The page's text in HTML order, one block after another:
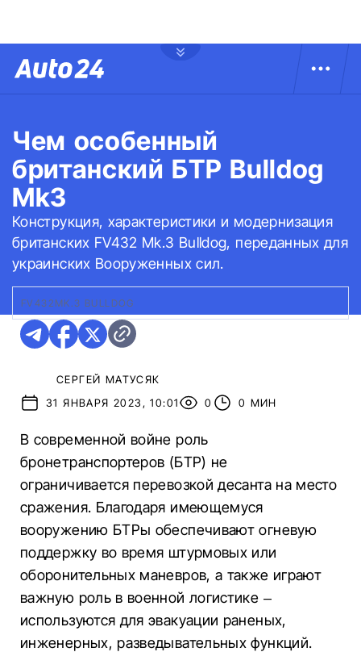
Чем особенный
британский БТР Bulldog
Mk3
Конструкция, характеристики и модернизация
британских FV432 Mk.3 Bulldog, переданных для
украинских Вооруженных сил.
FV432MK.3 BULLDOG
СЕРГЕЙ МАТУСЯК
31 ЯНВАРЯ 2023, 10:01
0 0 МИН
В современной войне роль
бронетранспортеров (БТР) не
ограничивается перевозкой десанта на место
сражения. Благодаря имеющемуся
вооружению БТРы обеспечивают огневую
поддержку во время штурмовых или
оборонительных маневров, а также играют
важную роль в военной логистике –
используются для эвакуации раненых,
инженерных, разведывательных функций.